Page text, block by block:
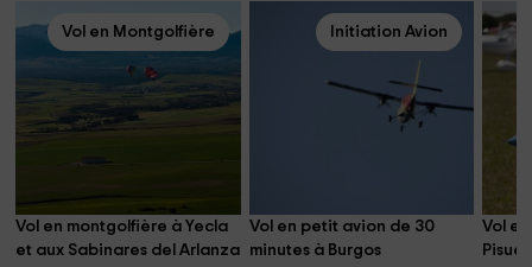
Vol en Montgolfière
Vol en montgolfière à Yecla
et aux Sabinares del Arlanza
Initiation Avion
Vol en petit avion de 30
minutes à Burgos
Vol